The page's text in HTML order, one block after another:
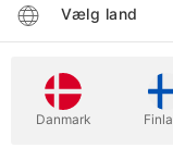
Skal jeg sy noget fast?
Nej. Men hvis du vil
Ja – fra en tung
Alle slags bukser?
Ja, så længe de ikke
Vælg land
Danmark